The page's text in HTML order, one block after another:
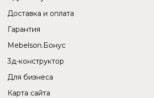
Доставка и оплата
Гарантия
Mebelson.Бонус
3д-конструктор
Для бизнеса
Карта сайта